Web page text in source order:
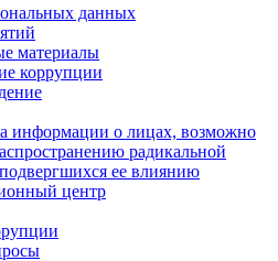
данных
материалы
коррупции
информации о лицах, возможно
радикальной
ее влиянию
центр